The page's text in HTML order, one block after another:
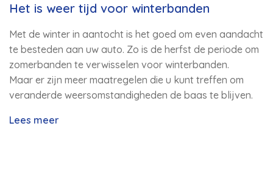
Het is weer tijd voor winterbanden
Met de winter in aantocht is het goed om even aandacht
te besteden aan uw auto. Zo is de herfst de periode om
zomerbanden te verwisselen voor winterbanden.
Maar er zijn meer maatregelen die u kunt treffen om
veranderde weersomstandigheden de baas te blijven.
Lees meer